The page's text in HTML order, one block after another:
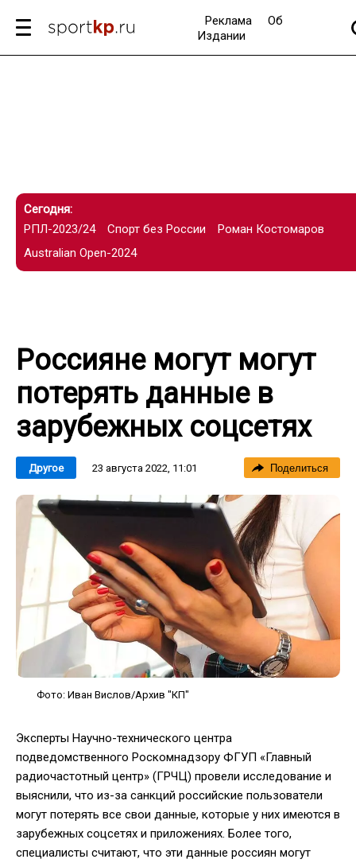
Реклама
Об
Издании
Сегодня:
РПЛ-2023/24
Спорт без России
Роман Костомаров
Australian Open-2024
Россияне могут могут
потерять данные в
зарубежных соцсетях
Другое 23 августа 2022, 11:01 Поделиться
Фото: Иван Вислов/Архив "КП"
Эксперты Научно-технического центра
подведомственного Роскомнадзору ФГУП «Главный
радиочастотный центр» (ГРЧЦ) провели исследование и
выяснили, что из-за санкций российские пользователи
могут потерять все свои данные, которые у них имеются в
зарубежных соцсетях и приложениях. Более того,
специалисты считают, что эти данные россиян могут